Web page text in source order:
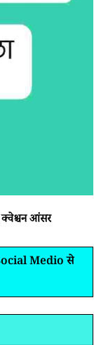
आंसर
Medio से